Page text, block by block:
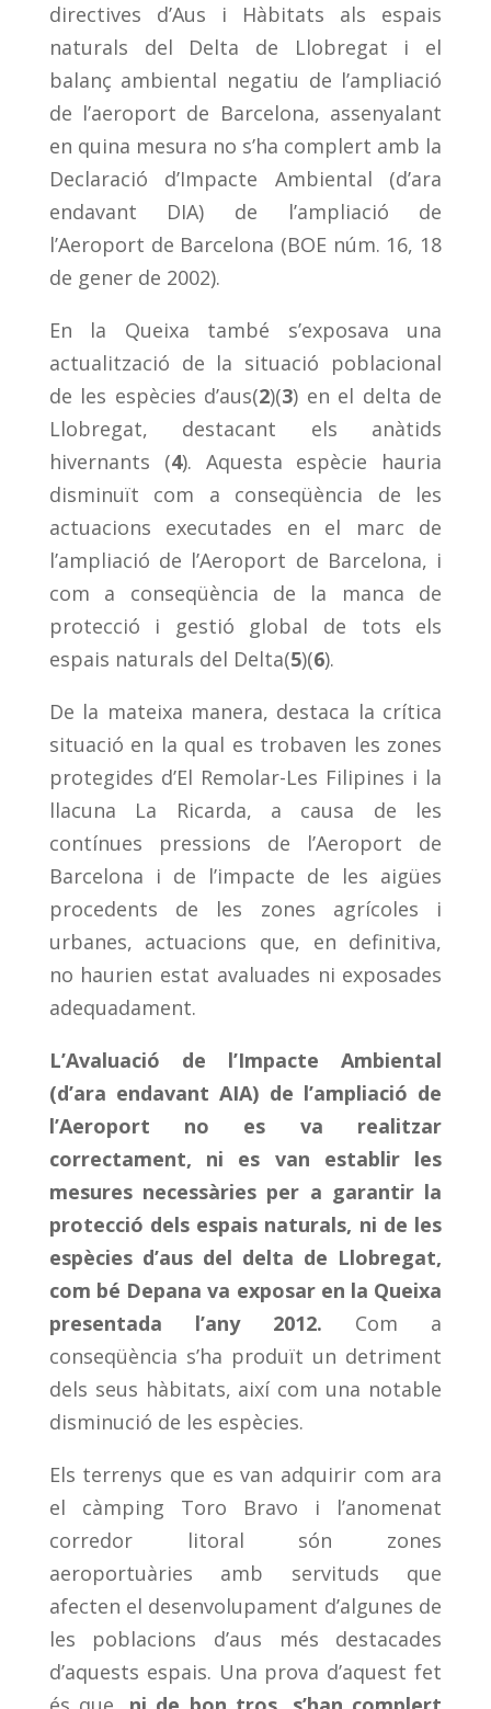
directives d’Aus i Hàbitats als espais
naturals del Delta de Llobregat i el
balanç ambiental negatiu de l’ampliació
de l’aeroport de Barcelona, assenyalant
en quina mesura no s’ha complert amb la
Declaració d’Impacte Ambiental (d’ara
endavant DIA) de l’ampliació de
l’Aeroport de Barcelona (BOE núm. 16, 18
de gener de 2002).
En la Queixa també s’exposava una
actualització de la situació poblacional
de les espècies d’aus(2)(3) en el delta de
Llobregat, destacant els anàtids
hivernants (4). Aquesta espècie hauria
disminuït com a conseqüència de les
actuacions executades en el marc de
l’ampliació de l’Aeroport de Barcelona, i
com a conseqüència de la manca de
protecció i gestió global de tots els
espais naturals del Delta(5)(6).
De la mateixa manera, destaca la crítica
situació en la qual es trobaven les zones
protegides d’El Remolar-Les Filipines i la
llacuna La Ricarda, a causa de les
contínues pressions de l’Aeroport de
Barcelona i de l’impacte de les aigües
procedents de les zones agrícoles i
urbanes, actuacions que, en definitiva,
no haurien estat avaluades ni exposades
adequadament.
L’Avaluació de l’Impacte Ambiental
(d’ara endavant AIA) de l’ampliació de
l’Aeroport no es va realitzar
correctament, ni es van establir les
mesures necessàries per a garantir la
protecció dels espais naturals, ni de les
espècies d’aus del delta de Llobregat,
com bé Depana va exposar en la Queixa
presentada l’any 2012. Com a
conseqüència s’ha produït un detriment
dels seus hàbitats, així com una notable
disminució de les espècies.
Els terrenys que es van adquirir com ara
el càmping Toro Bravo i l’anomenat
corredor litoral són zones
aeroportuàries amb servituds que
afecten el desenvolupament d’algunes de
les poblacions d’aus més destacades
d’aquests espais. Una prova d’aquest fet